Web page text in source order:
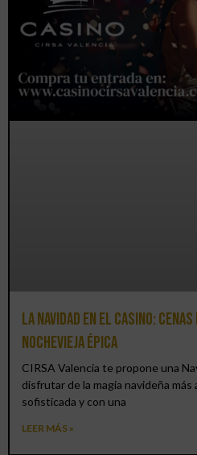
La Navidad en el Casino:
Nochevieja épica
CIRSA Valencia te propone una
disfrutar de la magia navideña
sofisticada y con una
LEER MÁS »